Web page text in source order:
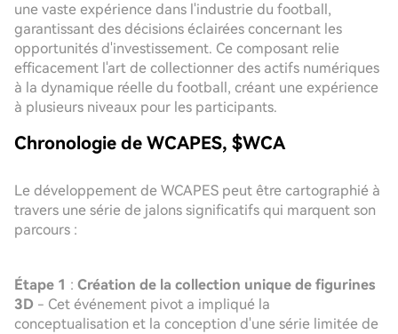
une vaste expérience dans l'industrie du football,
garantissant des décisions éclairées concernant les
opportunités d'investissement. Ce composant relie
efficacement l'art de collectionner des actifs numériques
à la dynamique réelle du football, créant une expérience
à plusieurs niveaux pour les participants.
Chronologie de WCAPES, $WCA
Le développement de WCAPES peut être cartographié à
travers une série de jalons significatifs qui marquent son
parcours :
Étape 1 : Création de la collection unique de figurines
3D - Cet événement pivot a impliqué la
conceptualisation et la conception d'une série limitée de